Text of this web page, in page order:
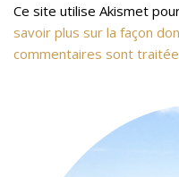
Ce site utilise Akismet
savoir plus sur la façon
commentaires sont